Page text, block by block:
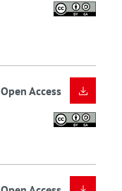
Open Access